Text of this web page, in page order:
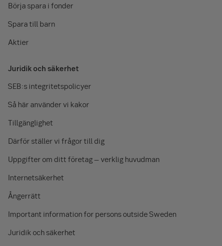
Börja spara i fonder
Spara till barn
Aktier
Juridik och säkerhet
SEB:s integritetspolicyer
Så här använder vi kakor
Tillgänglighet
Därför ställer vi frågor till dig
Uppgifter om ditt företag – verklig huvudman
Internetsäkerhet
Ångerrätt
Important information for persons outside Sweden
Juridik och säkerhet